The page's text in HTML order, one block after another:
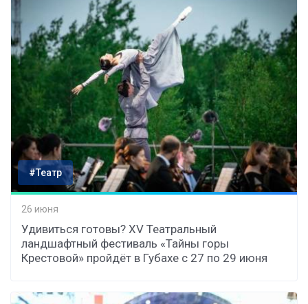
#Театр
26 июня
Удивиться готовы? XV Театральный
ландшафтный фестиваль «Тайны горы
Крестовой» пройдёт в Губахе с 27 по 29 июня